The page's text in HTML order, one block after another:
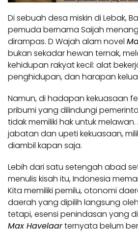
Di sebuah desa miskin di Lebak,
pemuda bernama Saijah
dirampas. D Wajah alam novel
bukan sekadar hewan ternak,
kehidupan rakyat kecil: alat
penghidupan, dan harapan
Namun, di hadapan kekuasaan
pribumi yang dilindungi
tidak memiliki hak untuk
jabatan dan upeti kekuasaan,
diambil kapan saja.
Lebih dari satu setengah abad
menulis kisah itu, Indonesia
Kita memiliki pemilu, otonomi
daerah yang dipilih langsung
tetapi, esensi penindasan yang
Max Havelaarternyata belum